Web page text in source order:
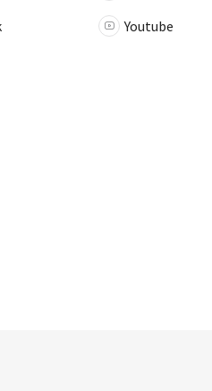
Youtube